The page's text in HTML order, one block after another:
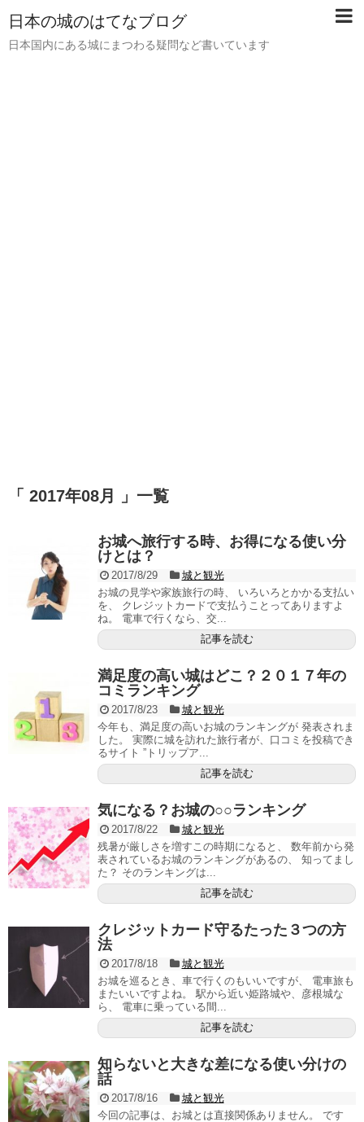
日本の城のはてなブログ
日本国内にある城にまつわる疑問など書いています
「 2017年08月 」一覧
お城へ旅行する時、お得になる使い分
けとは？
2017/8/29
城と観光
お城の見学や家族旅行の時、 いろいろとかかる支払い
を、 クレジットカードで支払うことってありますよ
ね。 電車で行くなら、交...
記事を読む
満足度の高い城はどこ？２０１７年の
コミランキング
2017/8/23
城と観光
今年も、満足度の高いお城のランキングが 発表されま
した。 実際に城を訪れた旅行者が、口コミを投稿でき
るサイト ”トリップア...
記事を読む
気になる？お城の○○ランキング
2017/8/22
城と観光
残暑が厳しさを増すこの時期になると、 数年前から発
表されているお城のランキングがあるの、 知ってまし
た？ そのランキングは...
記事を読む
クレジットカード守るたった３つの方
法
2017/8/18
城と観光
お城を巡るとき、車で行くのもいいですが、 電車旅も
またいいですよね。 駅から近い姫路城や、彦根城な
ら、 電車に乗っている間...
記事を読む
知らないと大きな差になる使い分けの
話
2017/8/16
城と観光
今回の記事は、お城とは直接関係ありません。 です